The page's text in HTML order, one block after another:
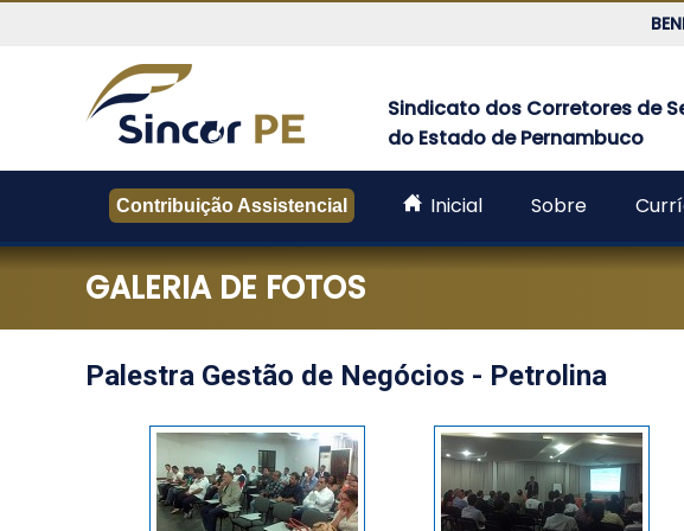
dos
Corretores
Seguros
Estado
Pernambuco
Sindicato dos Corretores de
do Estado de Pernambuco
Contribuição Assistencial Inicial Sobre
GALERIA DE FOTOS
Palestra Gestão de Negócios - Petrolina